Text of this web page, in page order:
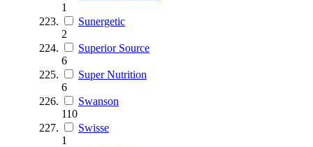
1
Sunergetic
2
Superior Source
6
Super Nutrition
6
Swanson
110
Swisse
1